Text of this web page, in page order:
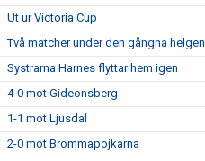
Ut ur Victoria Cup
Två matcher under den gångna helgen
Systrarna Harnes flyttar hem igen
4-0 mot Gideonsberg
1-1 mot Ljusdal
2-0 mot Brommapojkarna